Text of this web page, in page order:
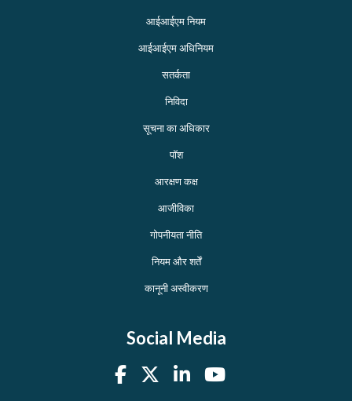
आईआईएम नियम
आईआईएम अधिनियम
सतर्कता
निविदा
सूचना का अधिकार
पॉश
आरक्षण कक्ष
आजीविका
गोपनीयता नीति
नियम और शर्तें
कानूनी अस्वीकरण
Social Media